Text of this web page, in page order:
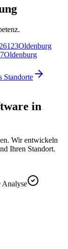
26123Oldenburg
Oldenburg
Standorte
in
Wir entwickeln
Ihren Standort.